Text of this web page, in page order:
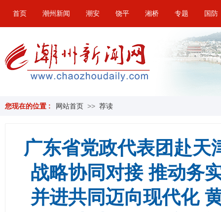
首页 潮州新闻 潮安 饶平 湘桥 专题 国防
您现在的位置 : 网站首页 >> 荐读
广东省党政代表团赴天
战略协同对接 推动务
并进共同迈向现代化